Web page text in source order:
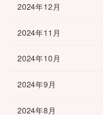
2024年12月
2024年11月
2024年10月
2024年9月
2024年8月